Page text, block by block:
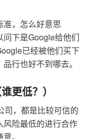
准，怎么好意思
下是Google给他们
已经被他们买下
行也好不到哪去。
更低？）
司，都是比较可信的
险最低的进行合作